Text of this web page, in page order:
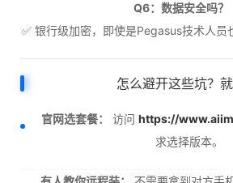
Q6：数据安全吗？
✅ 银行级加密，即使是Pegasus技术人员
怎么避开这些坑？
官网选套餐： 访问 https://
求选择版本。